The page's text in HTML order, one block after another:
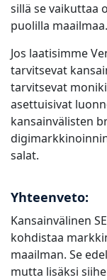
sillä se vaikuttaa
puolilla maailmaa.
Jos laatisimme
tarvitsevat
tarvitsevat
asettuisivat
kansainvälisten
salat.
Yhteenveto:
Kansainvälinen
kohdistaa
maailman. Se
mutta lisäksi